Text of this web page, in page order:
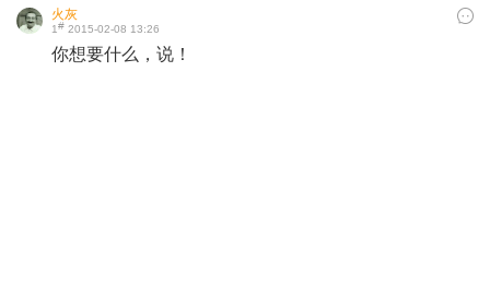
火灰
1# 2015-02-08 13:26
你想要什么，说！